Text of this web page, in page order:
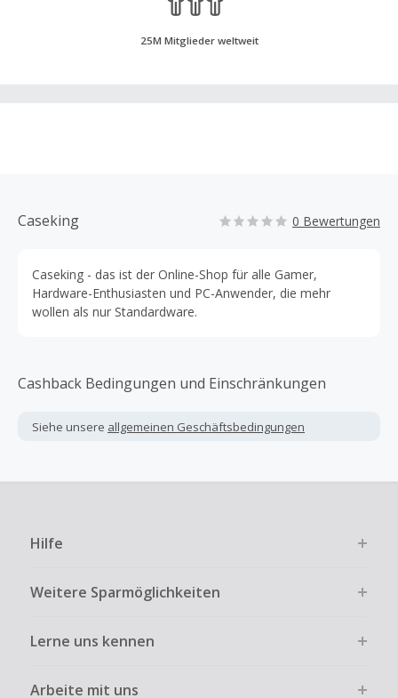
25M Mitglieder weltweit
Caseking 0 Bewertungen
Caseking - das ist der Online-Shop für alle Gamer,
Hardware-Enthusiasten und PC-Anwender, die mehr
wollen als nur Standardware.
Cashback Bedingungen und Einschränkungen
Siehe unsere allgemeinen Geschäftsbedingungen
Hilfe
Weitere Sparmöglichkeiten
Lerne uns kennen
Arbeite mit uns